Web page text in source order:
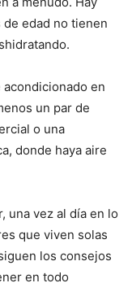
edad no tienen
en
un par de
o una
donde haya aire
una vez al día en lo
que viven solas
los consejos
en todo